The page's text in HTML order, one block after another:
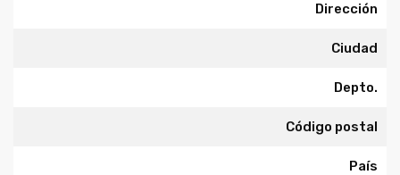
Dirección
Ciudad
Depto.
Código postal
País